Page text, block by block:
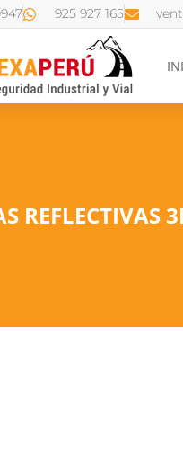
925 927 165
REFLECTIVAS